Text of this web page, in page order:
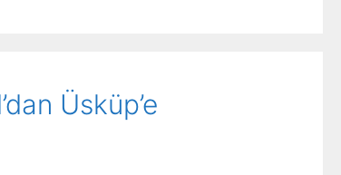
Üsküp’e